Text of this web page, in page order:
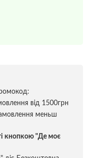
від 1500грн
меньш
кнопкою "Де моє